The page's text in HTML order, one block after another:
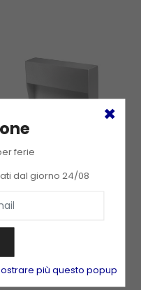
Grigio Marina 6W
Per Applicazioni A Parete
LIGHTING - BILBAO6MQ
ferie
dal giorno 24/08
più questo popup